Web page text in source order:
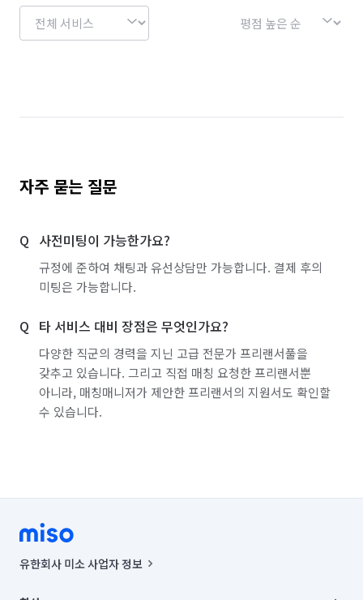
자주 묻는 질문
사전미팅이 가능한가요?
규정에 준하여 채팅과 유선상담만 가능합니다. 결제 후의
미팅은 가능합니다.
타 서비스 대비 장점은 무엇인가요?
다양한 직군의 경력을 지닌 고급 전문가 프리랜서풀을
갖추고 있습니다. 그리고 직접 매칭 요청한 프리랜서뿐
아니라, 매칭매니저가 제안한 프리랜서의 지원서도 확인할
수 있습니다.
유한회사 미소 사업자 정보